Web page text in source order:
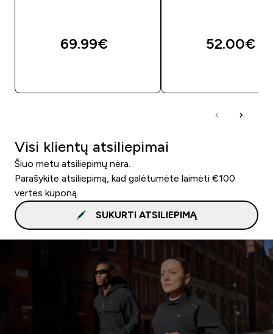
69.99€‎ 52.00€‎
Visi klientų atsiliepimai
Šiuo metu atsiliepimų nėra.
Parašykite atsiliepimą, kad galėtumėte laimėti €100
vertės kuponą.
SUKURTI ATSILIEPIMĄ